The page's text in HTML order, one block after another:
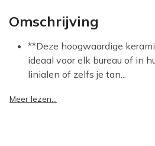
Omschrijving
**Deze hoogwaardige
ideaal voor elk bureau of in
linialen of zelfs je tan...
Meer lezen...